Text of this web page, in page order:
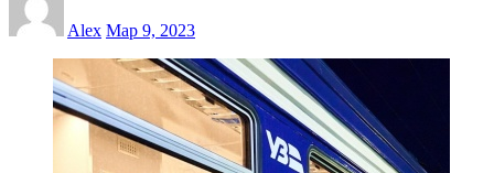
Alex Мар 9, 2023